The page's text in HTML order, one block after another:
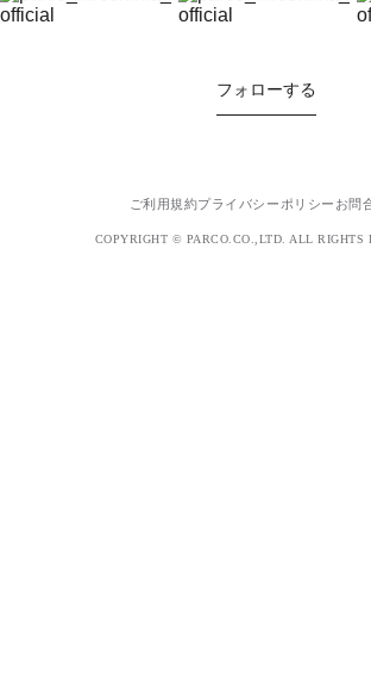
フォローする
ご利用規約プライバシーポリシー お問
COPYRIGHT © PARCO.CO.,LTD. ALL RIGHTS